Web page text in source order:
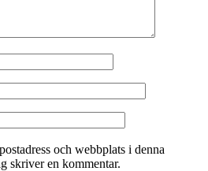
och webbplats i denna
skriver en kommentar.